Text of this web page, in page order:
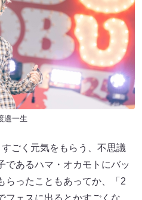
邉一生
ごく元気をもらう、不思議
であるハマ・オカモトにバッ
らったこともあってか、「2
フェスに出るとかすごくな